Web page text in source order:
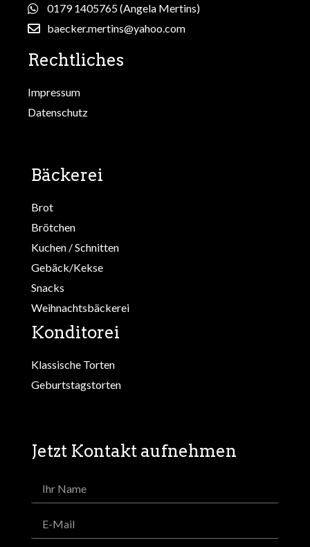
0179 1405765 (Angela Mertins)
baecker.mertins@yahoo.com
Rechtliches
Impressum
Datenschutz
Bäckerei
Brot
Brötchen
Kuchen / Schnitten
Gebäck/Kekse
Snacks
Weihnachtsbäckerei
Konditorei
Klassische Torten
Geburtstagstorten
Jetzt Kontakt aufnehmen